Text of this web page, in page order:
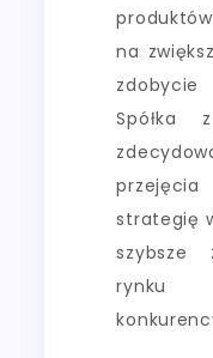
na
Spółka
strategię
szybsze
rynku